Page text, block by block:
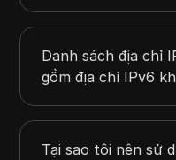
Danh sách địa chỉ
gồm địa chỉ IPv6
Tại sao tôi nên sử